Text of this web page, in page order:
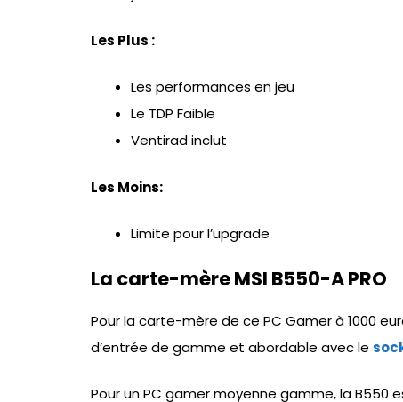
Les Plus :
Les performances en jeu
Le TDP Faible
Ventirad inclut
Les Moins:
Limite pour l’upgrade
La carte-mère MSI B550-A PRO
Pour la carte-mère de ce PC Gamer à 1000
d’entrée de gamme et abordable avec le
Pour un PC gamer moyenne gamme, la B550